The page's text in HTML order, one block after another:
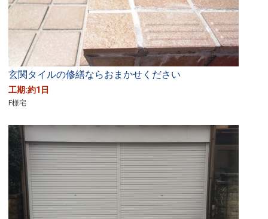
玄関タイルの修繕ならおまかせください
工期:約1日
F様宅